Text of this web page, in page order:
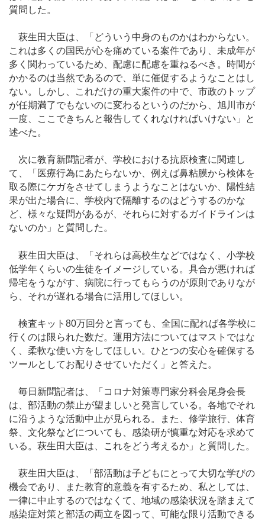
質問した。
萩生田大臣は、「どういう中身のものかはわからない。
これは多くの国民が心を痛めている案件であり、未成年が
多く関わっているため、配慮に配慮を重ねるべき。時間が
かかるのは当然であるので、単に催促するようなことはし
ない。しかし、これだけの重大案件の中で、市政のトップ
が任期満了でもないのに変わるというのだから、旭川市が
一度、ここできちんと報告してくれなければいけない」と
述べた。
次に教育新聞記者が、学校における抗原検査に関連し
て、「医療行為にあたらないか、例えば鼻粘膜から検体を
取る際にケガをさせてしまうようなことはないか、陽性結
果が出た場合に、学校内で隔離するのはどうするのかな
ど、様々な疑問があるが、それらに対するガイドラインは
ないのか」と質問した。
萩生田大臣は、「それらは高校生などではなく、小学校
低学年くらいの生徒をイメージしている。具合が悪ければ
帰宅をうながす、病院に行ってもらうのが原則でありなが
ら、それが遅れる場合に活用してほしい。
検査キット80万回分と言っても、全国に配れば各学校に
行くのは限られた数だ。運用方法についてはマストではな
く、柔軟な使い方をしてほしい。ひとつの安心を確保する
ツールとしてお配りさせていただく」と答えた。
毎日新聞記者は、「コロナ対策専門家分科会尾身会長
は、部活動の禁止が望ましいと発言している。各地でそれ
に沿うような活動中止が見られる。また、修学旅行、体育
祭、文化祭などについても、感染研が慎重な対応を求めて
いる。萩生田大臣は、これをどう考えるか」と質問した。
萩生田大臣は、「部活動は子どもにとって大切な学びの
機会であり、また教育的意義を有するため、私としては、
一律に中止するのではなくて、地域の感染状況を踏まえて
感染症対策と部活の両立を図って、可能な限り活動できる